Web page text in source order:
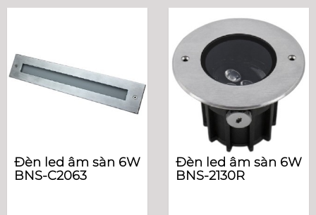
Đèn led âm sàn 6W
BNS-C2063
Đèn led âm sàn 6W
BNS-2130R